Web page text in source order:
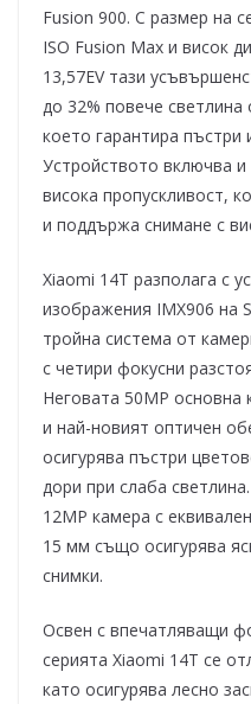
Fusion 900. С размер на
ISO Fusion Max и висок
13,57EV тази
до 32% повече
което гарантира
Устройството включва
висока пропускливост,
и поддържа снимане с
Xiaomi 14T разполага с
изображения IMX906 на
тройна система от
с четири фокусни
Неговата 50MP основна
и най-новият оптичен
осигурява пъстри
дори при слаба
12MP камера с
15 мм също осигурява
снимки.
Освен с впечатляващи
серията Xiaomi 14T се
като осигурява лесно